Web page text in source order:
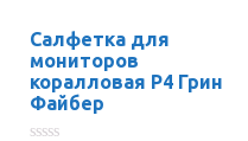
Салфетка для
мониторов
коралловая Р4 Грин
Файбер